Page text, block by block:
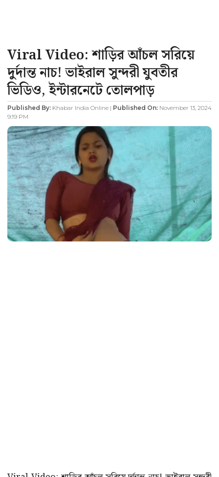
Viral Video: শাড়ির আঁচল সরিয়ে
দুর্দান্ত নাচ! ভাইরাল সুন্দরী যুবতীর
ভিডিও, ইন্টারনেটে তোলপাড়
Published By: Khabar India Online | Published On: November 13, 2024
9:19 PM